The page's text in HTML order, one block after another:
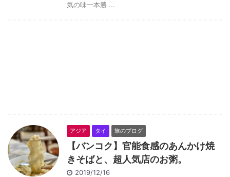
気の味一本勝 ...
アジア タイ 旅のブログ
【バンコク】官能食感のあんかけ焼
きそばと、超人気店のお粥。
2019/12/16